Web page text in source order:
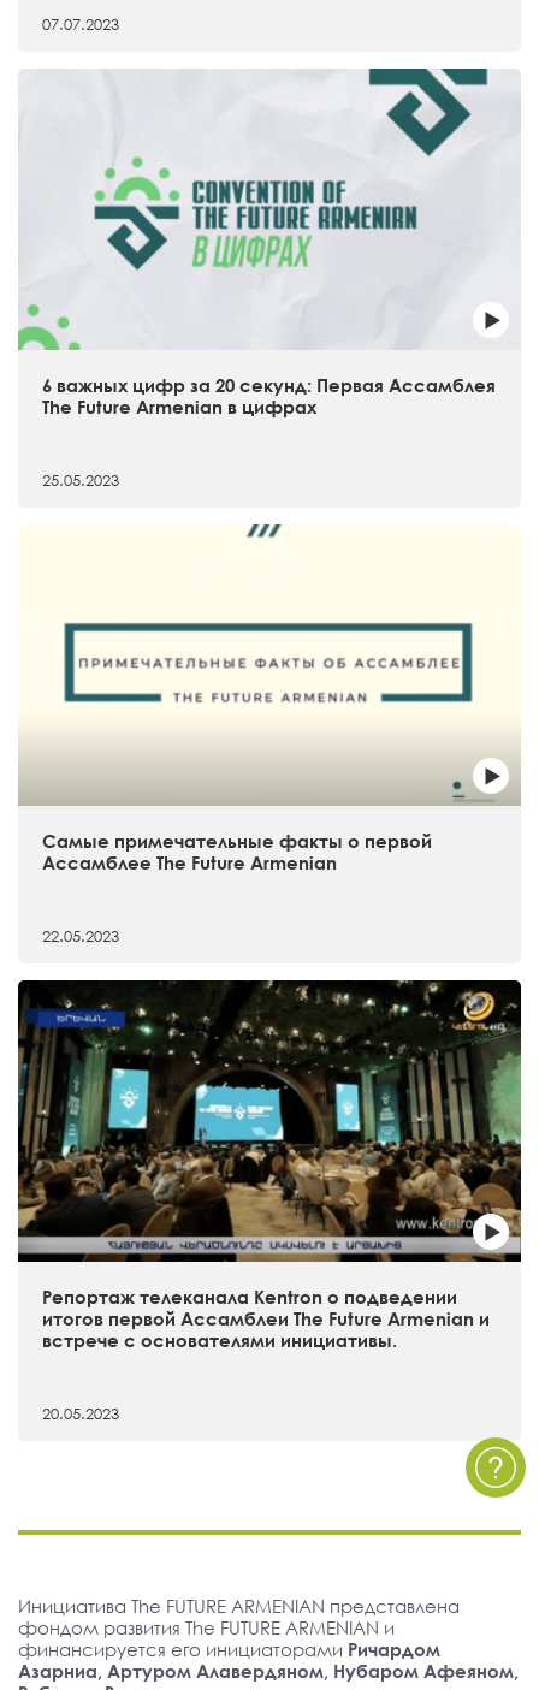
07.07.2023
6 важных цифр за 20 секунд: Первая Ассамблея
The Future Armenian в цифрах
25.05.2023
Самые примечательные факты о первой
Ассамблее The Future Armenian
22.05.2023
Репортаж телеканала Kentron о подведении
итогов первой Ассамблеи The Future Armenian и
встрече с основателями инициативы.
20.05.2023
Инициатива The FUTURE ARMENIAN представлена
фондом развития The FUTURE ARMENIAN и
финансируется его инициаторами Ричардом
Азарниа, Артуром Алавердяном, Нубаром Афеяном,